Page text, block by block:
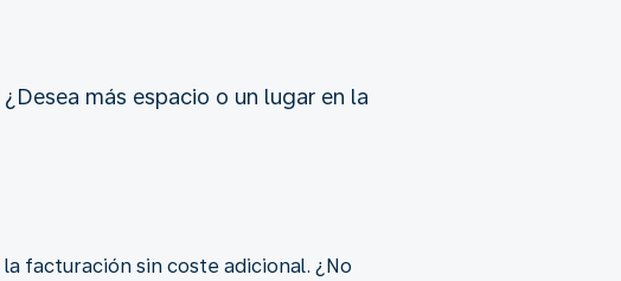
más espacio o un lugar en la
facturación sin coste adicional. ¿No